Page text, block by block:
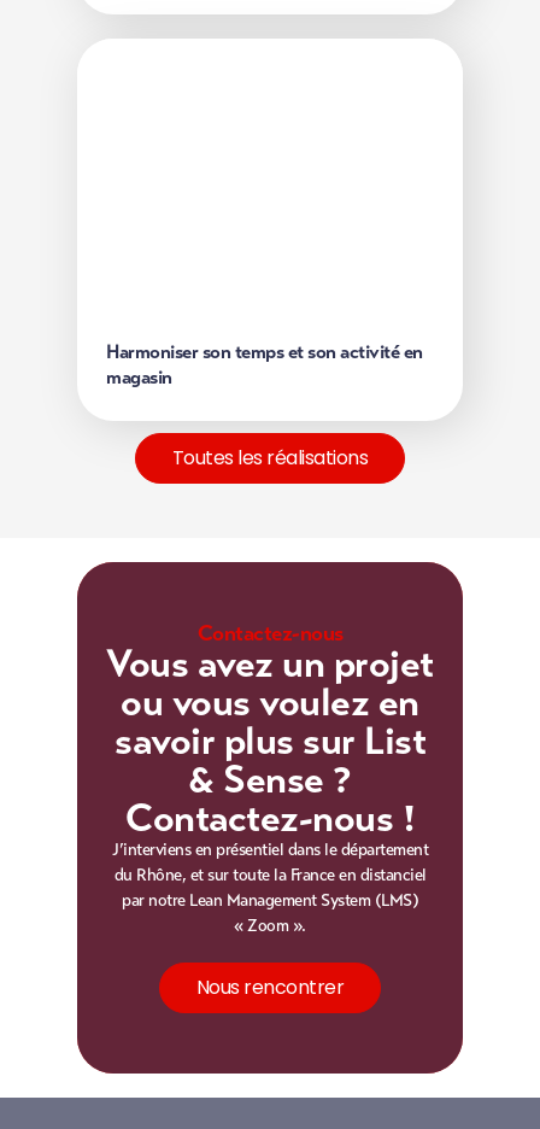
Harmoniser son temps et son activité en
magasin
Toutes les réalisations
Contactez-nous
Vous avez un projet
ou vous voulez en
savoir plus sur List
& Sense ?
Contactez-nous !
J’interviens en présentiel dans le département
du Rhône, et sur toute la France en distanciel
par notre Lean Management System (LMS)
« Zoom ».
Nous rencontrer